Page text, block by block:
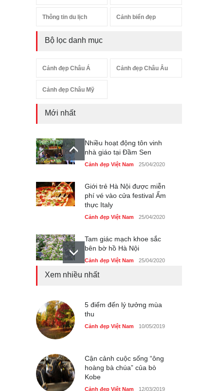
Thông tin du lịch Cảnh biển đẹp
Bộ lọc danh mục
Cảnh đẹp Châu Á Cảnh đẹp Châu Âu
Cảnh đẹp Châu Mỹ
Mới nhất
Nhiều hoạt động tôn vinh
nhà giáo tại Đầm Sen
Cảnh đẹp Việt Nam 25/04/2020
Giới trẻ Hà Nội được miễn
phí vé vào cửa festival Ẩm
thực Italy
Cảnh đẹp Việt Nam 25/04/2020
Tam giác mạch khoe sắc
bên bờ hồ Hà Nội
Cảnh đẹp Việt Nam 25/04/2020
Cảnh đẹp Việt Nam 24/04/2020
Chợ đêm Phú Quốc có nhà
40 xe ôtô du lịch tự lái đầu
tiên qua cửa khẩu Móng Cái
Xem nhiều nhất
5 điểm đến lý tưởng mùa
thu
Cảnh đẹp Việt Nam 10/05/2019
Cận cảnh cuộc sống “ông
hoàng bà chúa” của bò
Kobe
Cảnh đẹp Việt Nam 12/03/2019